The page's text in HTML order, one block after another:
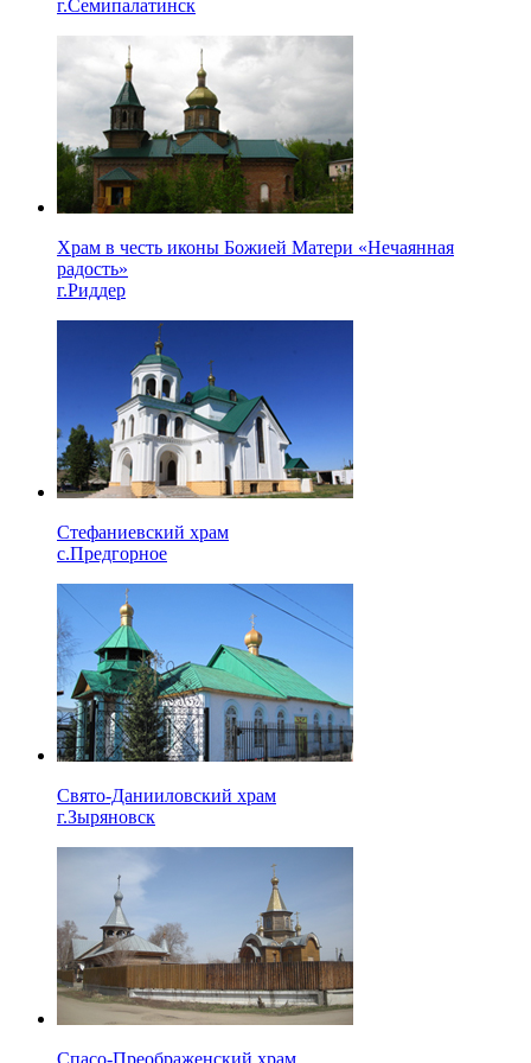
г.Семипалатинск
Храм в честь иконы Божией Матери «Нечаянная
радость»
г.Риддер
Стефаниевский храм
с.Предгорное
Свято-Данииловский храм
г.Зыряновск
Спасо-Преображенский храм